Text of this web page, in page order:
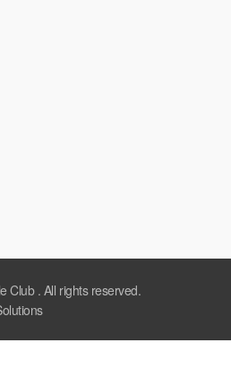
Club. All rights reserved.